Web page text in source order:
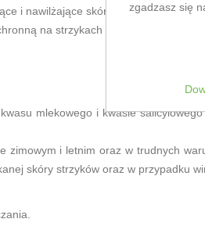
i nawilżające skórę
na strzykach
mlekowego i kwasie
zimowym i letnim oraz w trudnych
skóry strzyków oraz w przypadku
zgadzasz się